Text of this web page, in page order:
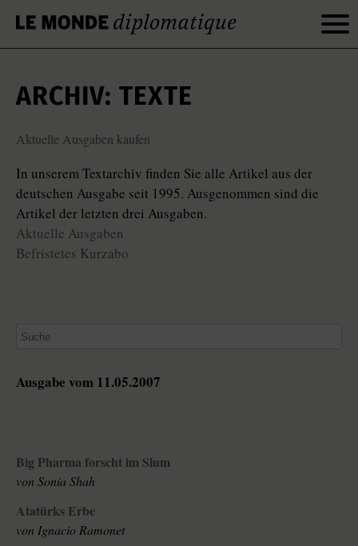
ARCHIV: TEXTE
Aktuelle Ausgaben kaufen
In unserem Textarchiv finden Sie alle Artikel aus der
deutschen Ausgabe seit 1995. Ausgenommen sind die
Artikel der letzten drei Ausgaben.
Aktuelle Ausgaben
Befristetes Kurzabo
Ausgabe vom 11.05.2007
Big Pharma forscht im Slum
von Sonia Shah
Atatürks Erbe
von Ignacio Ramonet